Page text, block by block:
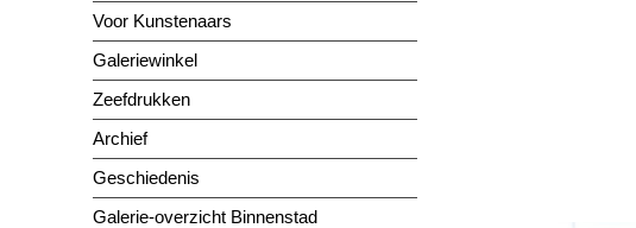
Voor Kunstenaars
Galeriewinkel
Zeefdrukken
Archief
Geschiedenis
Galerie-overzicht Binnenstad